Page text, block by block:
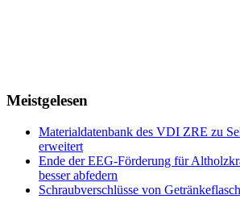
Meistgelesen
Materialdatenbank des VDI ZRE zu
erweitert
Ende der EEG-Förderung für
besser abfedern
Schraubverschlüsse von